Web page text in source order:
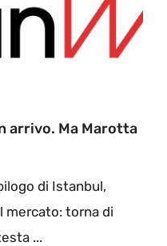
arrivo. Ma Marotta
di Istanbul,
mercato: torna di
...